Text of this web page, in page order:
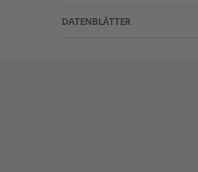
DATENBLÄTTER